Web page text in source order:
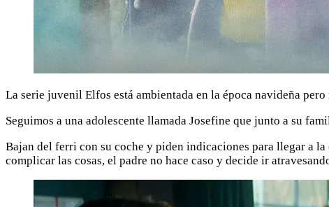
La serie juvenil Elfos está ambientada en la época navideña
Seguimos a una adolescente llamada Josefine que junto a su
Bajan del ferri con su coche y piden indicaciones para llegar a
complicar las cosas, el padre no hace caso y decide ir